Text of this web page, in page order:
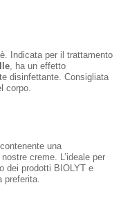
Indicata per il trattamento
, ha un effetto
disinfettante. Consigliata
corpo.
una
creme. L’ideale per
dei prodotti BIOLYT e
preferita.